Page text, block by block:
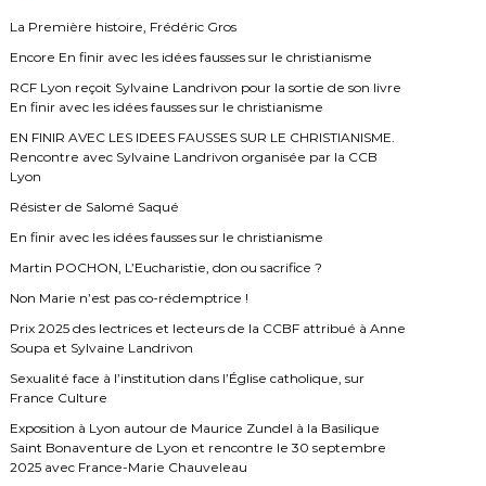
La Première histoire, Frédéric Gros
Encore En finir avec les idées fausses sur le christianisme
RCF Lyon reçoit Sylvaine Landrivon pour la sortie de son livre
En finir avec les idées fausses sur le christianisme
EN FINIR AVEC LES IDEES FAUSSES SUR LE CHRISTIANISME.
Rencontre avec Sylvaine Landrivon organisée par la CCB
Lyon
Résister de Salomé Saqué
En finir avec les idées fausses sur le christianisme
Martin POCHON, L’Eucharistie, don ou sacrifice ?
Non Marie n’est pas co-rédemptrice !
Prix 2025 des lectrices et lecteurs de la CCBF attribué à Anne
Soupa et Sylvaine Landrivon
Sexualité face à l’institution dans l’Église catholique, sur
France Culture
Exposition à Lyon autour de Maurice Zundel à la Basilique
Saint Bonaventure de Lyon et rencontre le 30 septembre
2025 avec France-Marie Chauveleau